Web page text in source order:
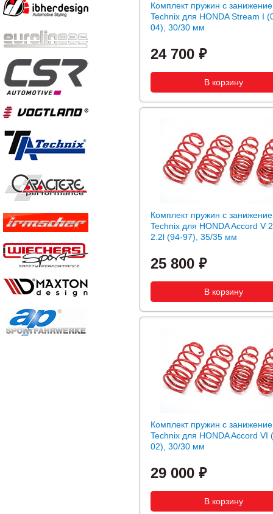
Комплект пружин с
Technix для HONDA Stream I
04), 30/30 мм
24 700
Комплект пружин с
Technix для HONDA Accord V
2.2l (94-97), 35/35 мм
25 800
Комплект пружин с
Technix для HONDA Accord VI
02), 30/30 мм
29 000